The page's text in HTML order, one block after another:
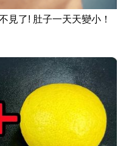
見了! 肚子一天天變小！